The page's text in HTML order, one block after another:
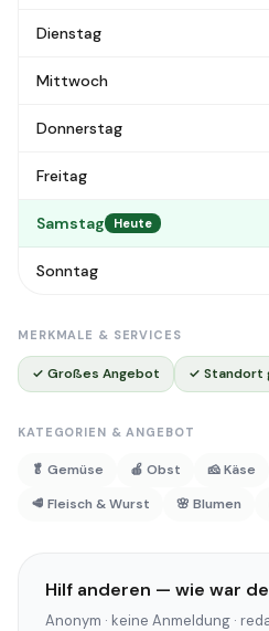
Dienstag
Mittwoch
Donnerstag
Freitag
Samstag Heute
Sonntag
MERKMALE & SERVICES
✓ Großes Angebot ✓ Standort
KATEGORIEN & ANGEBOT
🥬 Gemüse 🍎 Obst 🧀 Käse
🥩 Fleisch & Wurst
🌸 Blumen
Hilf anderen — wie war
Anonym · keine Anmeldung ·